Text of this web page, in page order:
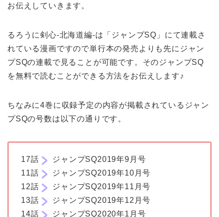
お伝えしていきます。
るろうに剣心-北海道編-は「ジャンプSQ」にて連載さ
れている漫画ですので単行本の発売よりも先にジャン
プSQの連載で見ることが可能です。そのジャンプSQ
を無料で読むことができる方法をお伝えします♪
ちなみに4巻に収録予定の内容が掲載されているジャン
プSQの号数は以下の通りです。
17話
ジャンプSQ2019年9月号
11話
ジャンプSQ2019年10月号
12話
ジャンプSQ2019年11月号
13話
ジャンプSQ2019年12月号
14話
ジャンプSQ2020年1月号